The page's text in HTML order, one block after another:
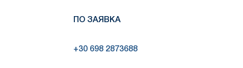
ПО ЗАЯВКА
+30 698 2873688